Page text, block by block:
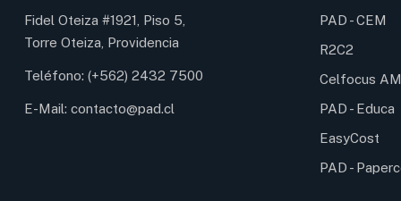
Fidel Oteiza #1921, Piso 5,
Torre Oteiza, Providencia
Teléfono: (+562) 2432 7500
E-Mail: contacto@pad.cl
PAD - CEM
R2C2
Celfocus
PAD - Educa
EasyCost
PAD -